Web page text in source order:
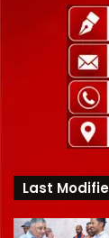
Last